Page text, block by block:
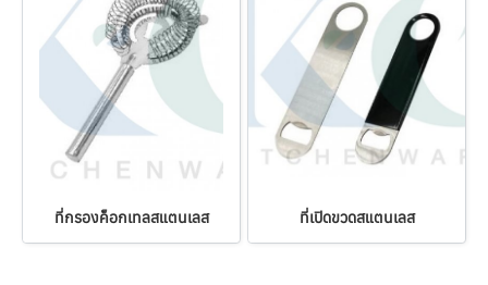
ที่กรองค็อกเทลสแตนเลส ที่เปิดขวดสแตนเลส